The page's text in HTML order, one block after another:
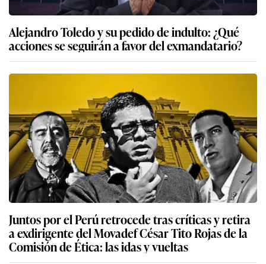
Alejandro Toledo y su pedido de indulto: ¿Qué
acciones se seguirán a favor del exmandatario?
Juntos por el Perú retrocede tras críticas y retira
a exdirigente del Movadef César Tito Rojas de la
Comisión de Ética: las idas y vueltas